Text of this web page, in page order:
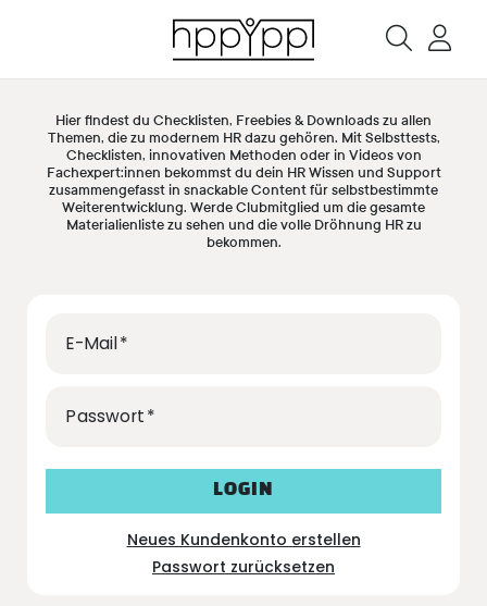
Hier findest du Checklisten, Freebies & Downloads zu allen
Themen, die zu modernem HR dazu gehören. Mit Selbsttests,
Checklisten, innovativen Methoden oder in Videos von
Fachexpert:innen bekommst du dein HR Wissen und Support
zusammengefasst in snackable Content für selbstbestimmte
Weiterentwicklung. Werde Clubmitglied um die gesamte
Materialienliste zu sehen und die volle Dröhnung HR zu
bekommen.
E-Mail
Passwort
LOGIN
Neues Kundenkonto erstellen
Passwort zurücksetzen